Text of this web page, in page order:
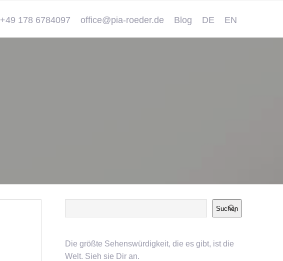
+49 178 6784097 office@pia-roeder.de Blog DE EN
Suchen
Die größte Sehenswürdigkeit, die es gibt, ist die
Welt. Sieh sie Dir an.